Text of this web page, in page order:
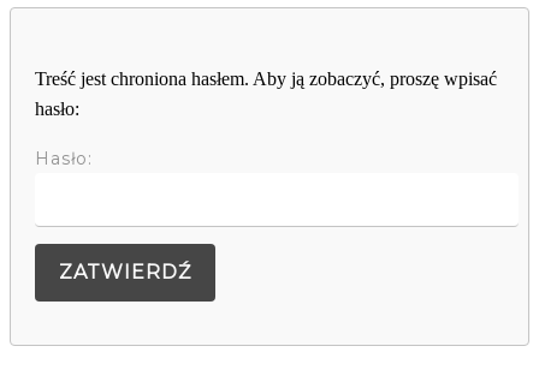
Treść jest chroniona hasłem. Aby ją zobaczyć, proszę wpisać
hasło:
Hasło: